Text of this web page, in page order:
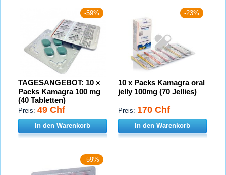
-59%
TAGESANGEBOT: 10 ×
Packs Kamagra 100 mg
(40 Tabletten)
Preis: 49 Chf
In den Warenkorb
-23%
10 x Packs Kamagra oral
jelly 100mg (70 Jellies)
Preis: 170 Chf
In den Warenkorb
-59%